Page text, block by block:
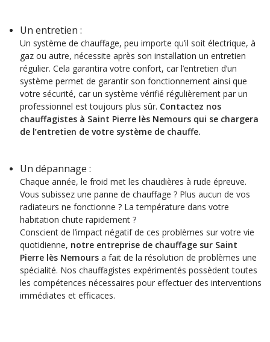
Un entretien :
Un système de chauffage, peu importe qu’il soit électrique, à
gaz ou autre, nécessite après son installation un entretien
régulier. Cela garantira votre confort, car l’entretien d’un
système permet de garantir son fonctionnement ainsi que
votre sécurité, car un système vérifié régulièrement par un
professionnel est toujours plus sûr. Contactez nos
chauffagistes à Saint Pierre lès Nemours qui se chargera
de l’entretien de votre système de chauffe.
Un dépannage :
Chaque année, le froid met les chaudières à rude épreuve.
Vous subissez une panne de chauffage ? Plus aucun de vos
radiateurs ne fonctionne ? La température dans votre
habitation chute rapidement ?
Conscient de l’impact négatif de ces problèmes sur votre vie
quotidienne, notre entreprise de chauffage sur Saint
Pierre lès Nemours a fait de la résolution de problèmes une
spécialité. Nos chauffagistes expérimentés possèdent toutes
les compétences nécessaires pour effectuer des interventions
immédiates et efficaces.